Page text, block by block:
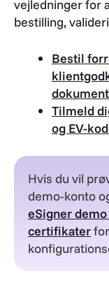
vejledninger for
bestilling,
Bestil
Tilmeld
og EV-
Hvis du vil
demo-konto
eSigner
certifikater